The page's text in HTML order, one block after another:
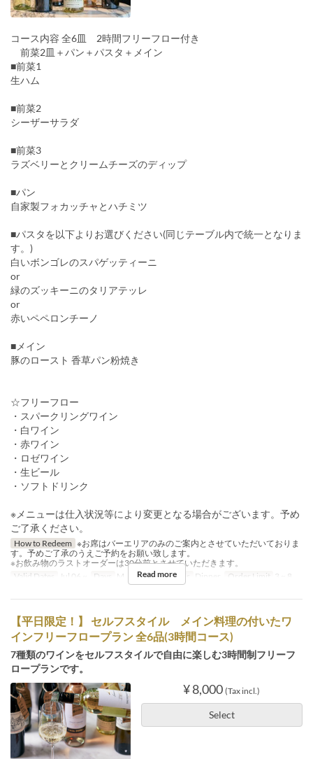
コース内容 全6皿 2時間フリーフロー付き
前菜2皿＋パン＋パスタ＋メイン
■前菜1
生ハム
■前菜2
シーザーサラダ
■前菜3
ラズベリーとクリームチーズのディップ
■パン
自家製フォカッチャとハチミツ
■パスタを以下よりお選びください(同じテーブル内で統一となりま
す。)
白いボンゴレのスパゲッティーニ
or
緑のズッキーニのタリアテッレ
or
赤いペペロンチーノ
■メイン
豚のロースト 香草パン粉焼き
☆フリーフロー
・スパークリングワイン
・白ワイン
・赤ワイン
・ロゼワイン
・生ビール
・ソフトドリンク
※メニューは仕入状況等により変更となる場合がございます。予め
ご了承ください。
How to Redeem ※お席はバーエリアのみのご案内とさせていただいておりま
す。予めご了承のうえご予約をお願い致します。
※お飲み物のラストオーダーは30分前とさせていただきます。
Valid Dates
Jul 06 ~ Days M, Tu, W, Th Meals Dinner Order Limit 3 ~ 8
Read more
【平日限定！】 セルフスタイル メイン料理の付いたワ
インフリーフロープラン 全6品(3時間コース)
7種類のワインをセルフスタイルで自由に楽しむ3時間制フリーフ
ロープランです。
¥ 8,000 (Tax incl.)
Select